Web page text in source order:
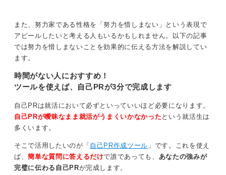
役に立った」というようなエピソードが努力家を象徴す
る内容です。短所に見えるようなエピソードを選ばない
ように注意しましょう。
0
せましょう。
また、努力家である性格を「努力を惜しまない」という表現で
アピールしたいと考える人もいるかもしれません。以下の記事
では努力を惜しまないことを効果的に伝える方法を解説してい
ます。
時間がない人におすすめ！
ツールを使えば、自己PRが3分で完成します
自己PRは就活において必ずといっていいほど必要になります。
自己PRが曖昧なまま就活がうまくいかなかった という就活生は
多くいます。
そこで活用したいのが「 自己PR作成ツール 」です。これを使え
ば、簡単な質問に答えるだけで誰であっても、 あなたの強みが
完璧に伝わる自己PRが完成します。